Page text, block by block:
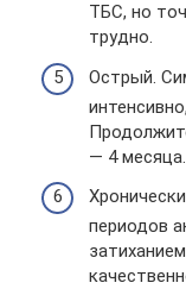
ТБС, но
трудно.
Острый.
— 4 месяца.
периодов